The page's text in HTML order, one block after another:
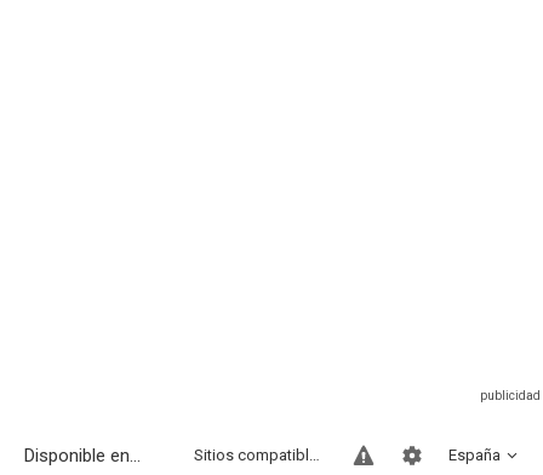
Disponible en... España
Sitios compatibles